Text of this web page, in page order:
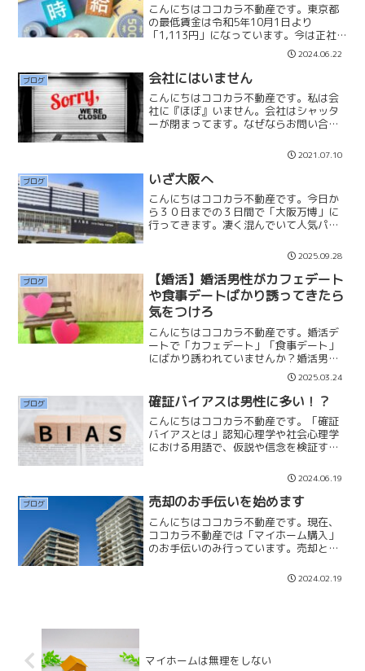
こんにちはココカラ不動産です。東京都
の最低賃金は令和5年10月1日より
「1,113円」になっています。今は正社
員でなくても年収300万円〜400万円稼げ
る時代になっているので、フリーターか
らでもお金持ちになることはそんなに難
しくないと思って...
2024.06.22
ブログ 会社にはいません
こんにちはココカラ不動産です。私は会
社に『ほぼ』いません。会社はシャッタ
ーが閉まってます。なぜならお問い合わ
ってるからです。？？お客さまの希望エ
リアや種別をお聞きし、希望に当てはま
る物件を洗い出し、私の目...
2021.07.10
ブログ いざ大阪へ
こんにちはココカラ不動産です。今日か
ら３０日までの３日間で「大阪万博」に
行ってきます。凄く混んでいて人気パビ
と聞いていて少し不安はありますが、楽
しんできたいと思います。会社経営は好
きでやっていることですが...
2025.09.28
ブログ
【婚活】婚活男性がカフェデート
や食事デートばかり誘ってきたら
気をつけろ
こんにちはココカラ不動産です。婚活デ
ートで「カフェデート」「食事デート」
にばかり誘われていませんか？婚活男性
が貴方にカフェデートや食事デートばか
り誘ってくるなら、交際が上手くいかな
いかもしれません。それは男性は複数交
際もしくは貴方にあまり気...
2025.03.24
ブログ 確証バイアスは男性に多い！？
こんにちはココカラ不動産です。「確証
バイアスとは」認知心理学や社会心理学
における用語で、仮説や信念を検証する
反証する情報を無視または集めようとし
ない傾向のこと男性と女性を比べると男
性の方が頑固な方が多く、...
2024.06.19
ブログ 売却のお手伝いを始めます
こんにちはココカラ不動産です。現在、
ココカラ不動産では「マイホーム購入」
のお手伝いのみ行っています。売却と賃
のお手伝いも行っていきたいと考えてい
ます。「ココカラ不動産阿佐ヶ谷パール
2024.02.19
マイホームは無理をしない